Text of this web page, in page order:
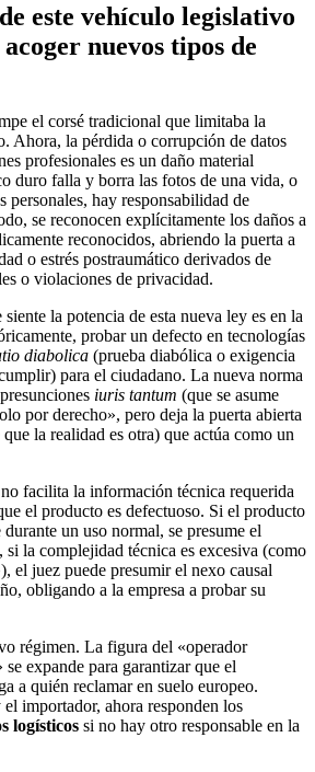
este vehículo legislativo
nuevos tipos de
el corsé tradicional que limitaba la
Ahora, la pérdida o corrupción de datos
profesionales es un daño material
duro falla y borra las fotos de una vida, o
personales, hay responsabilidad de
se reconocen explícitamente los daños a
reconocidos, abriendo la puerta a
o estrés postraumático derivados de
o violaciones de privacidad.
la potencia de esta nueva ley es en la
probar un defecto en tecnologías
diabolica (prueba diabólica o exigencia
para el ciudadano. La nueva norma
iuris tantum (que se asume
por derecho», pero deja la puerta abierta
la realidad es otra) que actúa como un
facilita la información técnica requerida
el producto es defectuoso. Si el producto
un uso normal, se presume el
si la complejidad técnica es excesiva (como
el juez puede presumir el nexo causal
obligando a la empresa a probar su
régimen. La figura del «operador
expande para garantizar que el
a quién reclamar en suelo europeo.
importador, ahora responden los
logísticos si no hay otro responsable en la